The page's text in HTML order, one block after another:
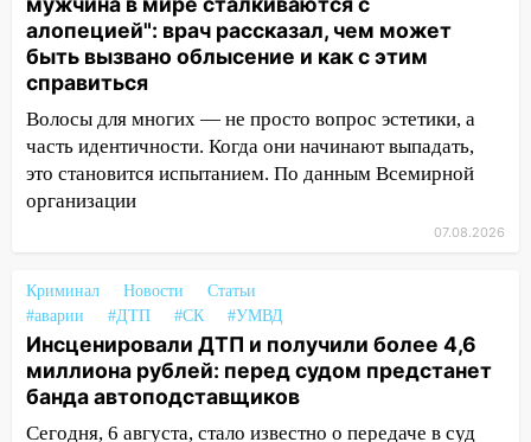
быть вызвано облысение и как с этим
справиться
03:30 Гороскоп на 7 августа: пятница
принесет прилив творческой энергии и
отличные шансы исправить старые
ошибки
Прогноз погоды на 7 августа в
20:04
Ульяновцев приглашают на забег,
посвящённый Дню воздушного флота
России
19:12 В Ульяновской области
руководителя частной компании
алопецией": врач рассказал, чем может
быть вызвано облысение и как с этим
справиться
Волосы для многих — не просто вопрос эстетики, а
часть идентичности. Когда они начинают выпадать,
это становится испытанием. По данным Всемирной
организации
07.08.2026
Криминал Новости
Статьи
#аварии
#ДТП #СК #УМВД
Инсценировали ДТП и получили более 4,6
миллиона рублей: перед судом предстанет
банда автоподставщиков
Сегодня, 6 августа, стало известно о передаче в суд